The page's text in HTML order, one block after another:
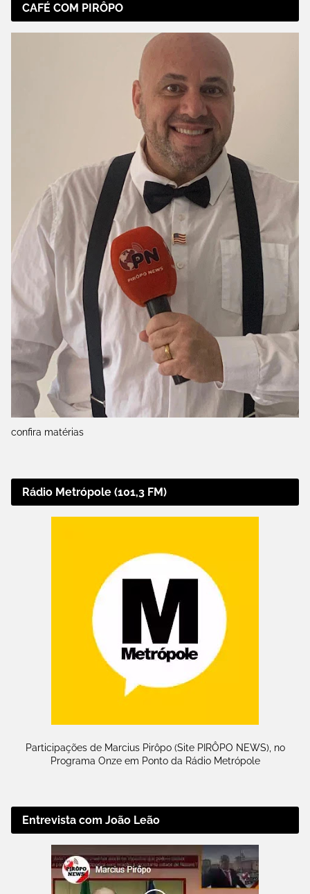
CAFÉ COM PIRÔPO
confira matérias
Rádio Metrópole (101,3 FM)
Participações de Marcius Pirôpo (Site PIRÔPO NEWS), no
Programa Onze em Ponto da Rádio Metrópole
Entrevista com João Leão